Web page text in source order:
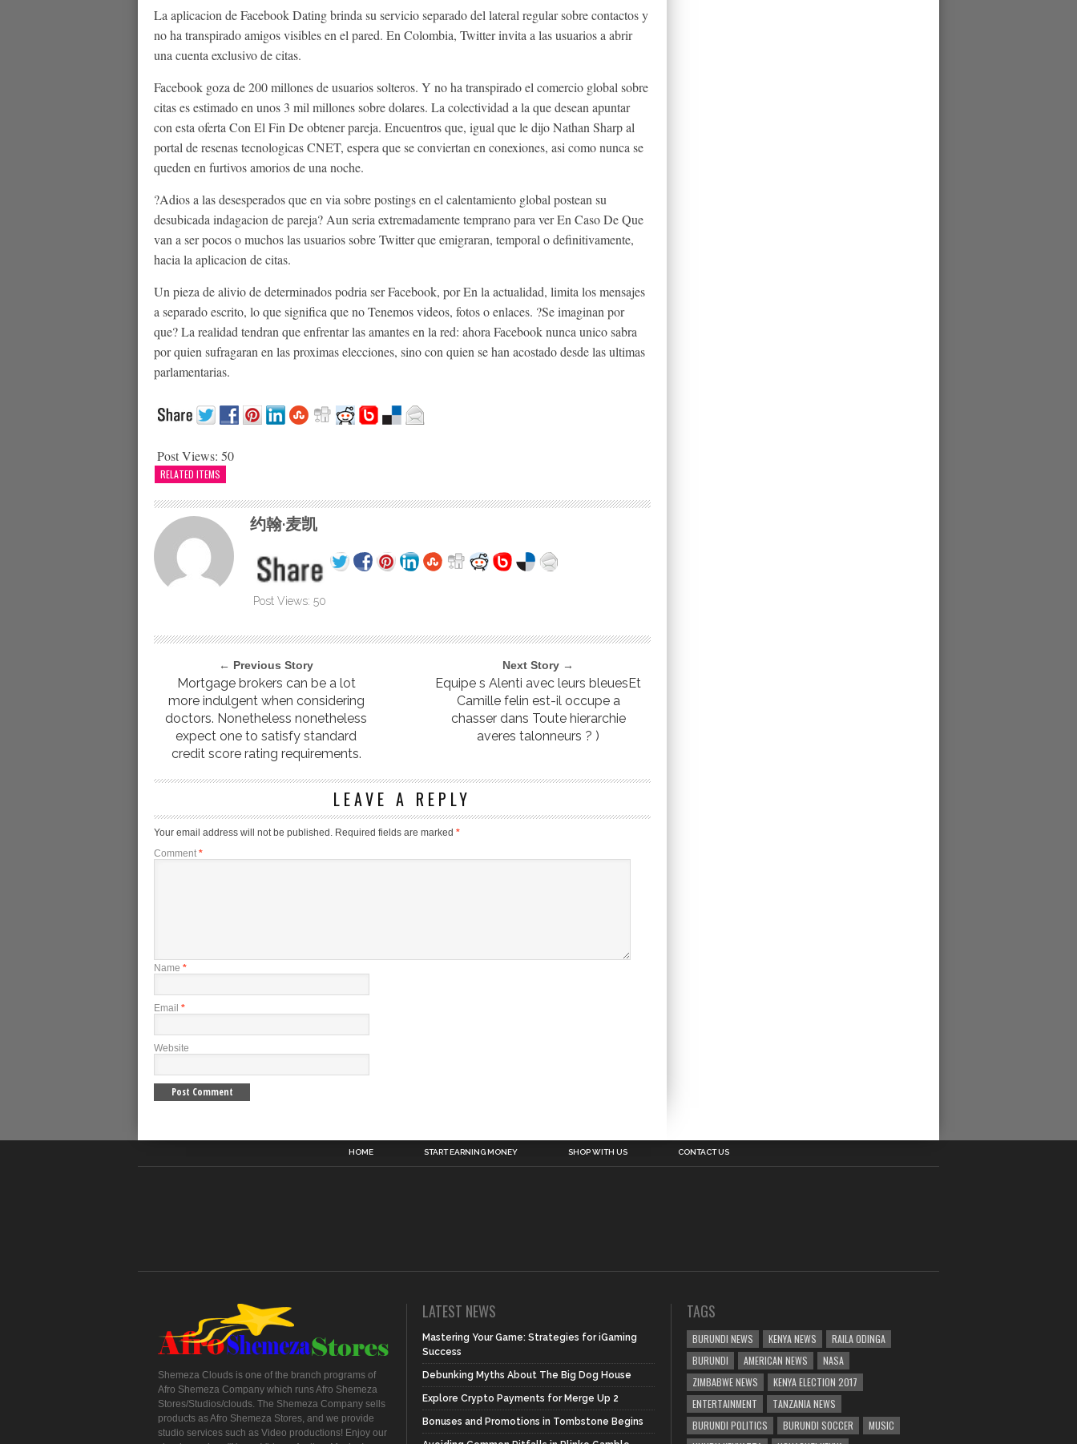
La aplicacion de Facebook Dating brinda su servicio separado del lateral regular sobre contactos y
no ha transpirado amigos visibles en el pared. En Colombia, Twitter invita a las usuarios a abrir
una cuenta exclusivo de citas.
Facebook goza de 200 millones de usuarios solteros. Y no ha transpirado el comercio global sobre
citas es estimado en unos 3 mil millones sobre dolares. La colectividad a la que desean apuntar
con esta oferta Con El Fin De obtener pareja. Encuentros que, igual que le dijo Nathan Sharp al
portal de resenas tecnologicas CNET, espera que se conviertan en conexiones, asi­ como nunca se
queden en furtivos amorios de una noche.
?Adios a las desesperados que en vi­a sobre postings en el calentamiento global postean su
desubicada indagacion de pareja? Aun seri­a extremadamente temprano para ver En Caso De Que
van a ser pocos o muchos las usuarios sobre Twitter que emigraran, temporal o definitivamente,
hacia la aplicacion de citas.
Un pieza de alivio de determinados podri­a ser Facebook, por En la actualidad, limita los mensajes
a separado escrito, lo que significa que no Tenemos videos, fotos o enlaces. ?Se imaginan por
que? La realidad tendran que enfrentar las amantes en la red: ahora Facebook nunca unico sabra
por quien sufragaran en las proximas elecciones, sino con quien se han acostado desde las ultimas
parlamentarias.
Post Views: 50
RELATED ITEMS
约翰·麦凯
Post Views: 50
← Previous Story
Mortgage brokers can be a lot
more indulgent when considering
doctors. Nonetheless nonetheless
expect one to satisfy standard
credit score rating requirements.
Next Story →
Equipe s Alenti avec leurs bleuesEt
Camille felin est-il occupe a
chasser dans Toute hierarchie
averes talonneurs ? )
LEAVE A REPLY
Your email address will not be published. Required fields are marked *
Comment *
Name *
Email *
Website
HOME START EARNING MONEY SHOP WITH US CONTACT US
Shemeza Clouds is one of the branch programs of
Afro Shemeza Company which runs Afro Shemeza
Stores/Studios/clouds. The Shemeza Company sells
products as Afro Shemeza Stores, and we provide
studio services such as Video productions! Enjoy our
LATEST NEWS
Mastering Your Game: Strategies for iGaming
Success
Debunking Myths About The Big Dog House
Explore Crypto Payments for Merge Up 2
Bonuses and Promotions in Tombstone Begins
TAGS
BURUNDI NEWS KENYA NEWS
RAILA ODINGA
BURUNDI
AMERICAN NEWS
NASA
ZIMBABWE NEWS
KENYA ELECTION 2017
ENTERTAINMENT
TANZANIA NEWS
BURUNDI POLITICS
BURUNDI SOCCER
MUSIC